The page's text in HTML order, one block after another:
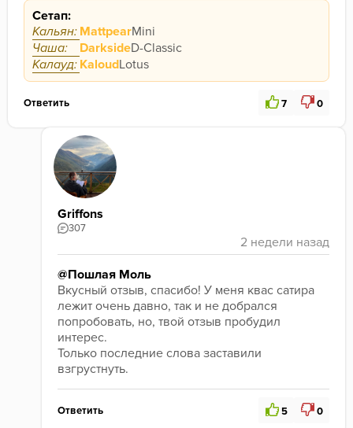
Сетап:
Кальян: MattpearMini
Чаша:
DarksideD-Classic
Калауд: KaloudLotus
Ответить 7 0
Griffons
307
@Пошлая Моль
Вкусный отзыв, спасибо! У меня квас сатира
лежит очень давно, так и не добрался
попробовать, но, твой отзыв пробудил
интерес.
Только последние слова заставили
взгрустнуть.
Ответить 5 0